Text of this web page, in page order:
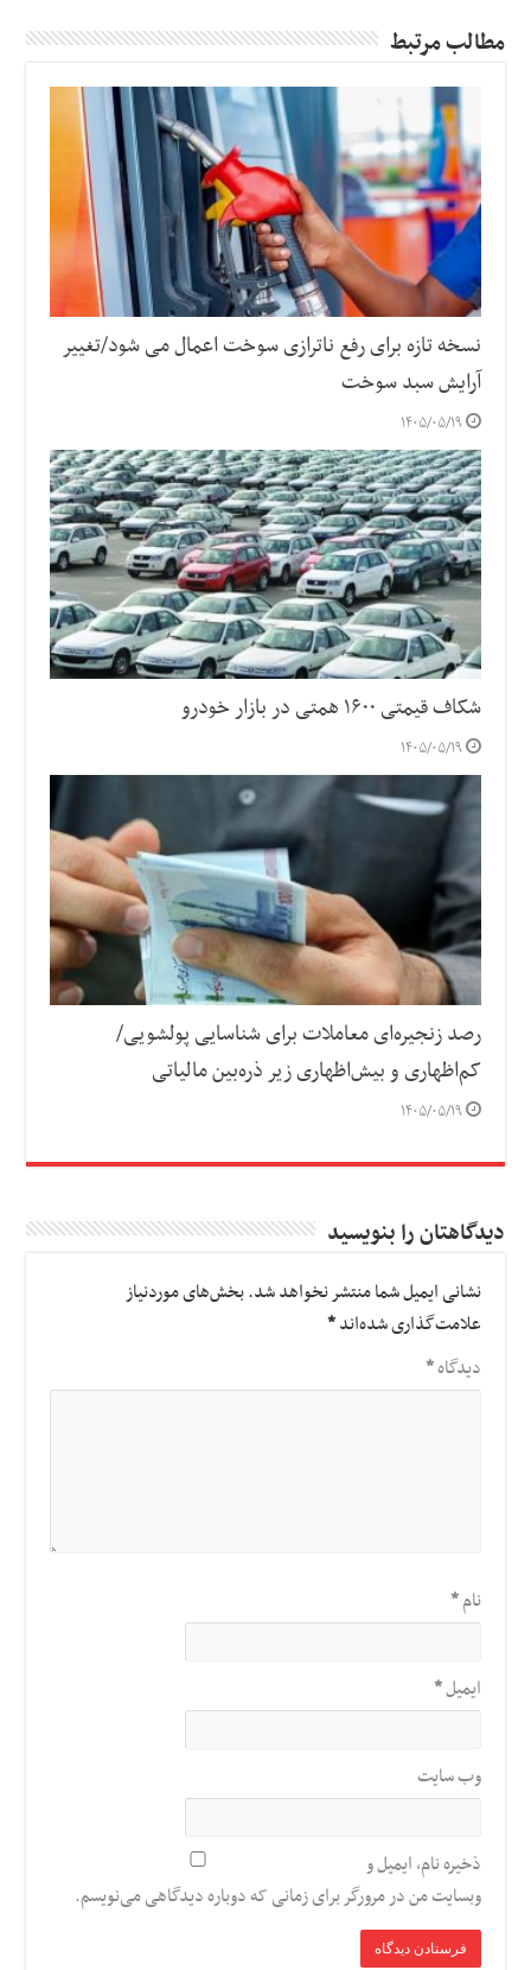
مطالب مرتبط
نسخه تازه برای رفع ناترازی سوخت اعمال می شود/تغییر
آرایش سبد سوخت
۱۴۰۵/۰۵/۱۹
شکاف قیمتی ۱۶۰۰ همتی در بازار خودرو
۱۴۰۵/۰۵/۱۹
رصد زنجیره‌ای معاملات برای شناسایی پولشویی/
کم‌اظهاری و بیش‌اظهاری زیر ذره‌بین مالیاتی
۱۴۰۵/۰۵/۱۹
دیدگاهتان را بنویسید
نشانی ایمیل شما منتشر نخواهد شد.بخش‌های موردنیاز
علامت‌گذاری شده‌اند*
دیدگاه*
نام*
ایمیل*
وب‌ سایت
ذخیره نام، ایمیل و
وبسایت من در مرورگر برای زمانی که دوباره دیدگاهی می‌نویسم.